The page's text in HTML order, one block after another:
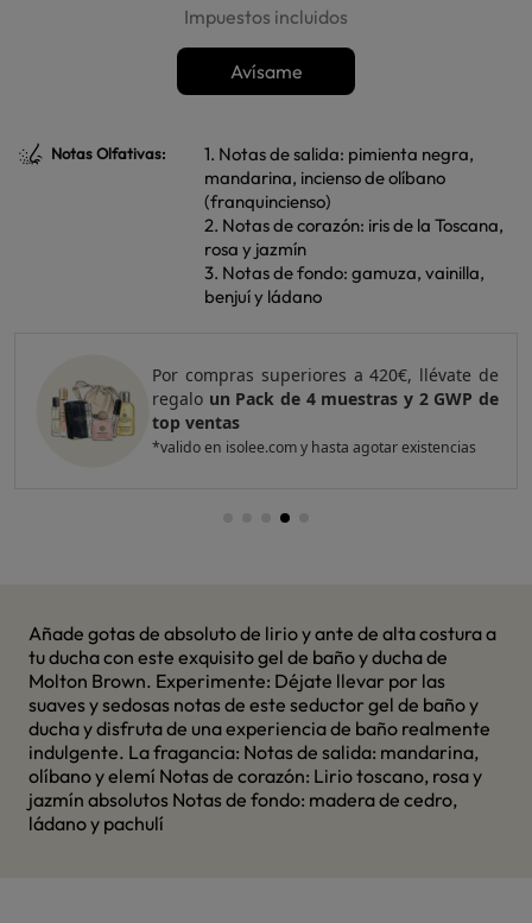
Impuestos incluidos
Avísame
Notas Olfativas:
1. Notas de salida: pimienta negra,
mandarina, incienso de olíbano
(franquincienso)
2. Notas de corazón: iris de la Toscana,
rosa y jazmín
3. Notas de fondo: gamuza, vainilla,
benjuí y ládano
Por compras superiores a 420€, llévate de
regalo un Pack de 4 muestras y 2 GWP de
top ventas
*valido en isolee.com y hasta agotar existencias
Añade gotas de absoluto de lirio y ante de alta costura a
tu ducha con este exquisito gel de baño y ducha de
Molton Brown. Experimente: Déjate llevar por las
suaves y sedosas notas de este seductor gel de baño y
ducha y disfruta de una experiencia de baño realmente
indulgente. La fragancia: Notas de salida: mandarina,
olíbano y elemí Notas de corazón: Lirio toscano, rosa y
jazmín absolutos Notas de fondo: madera de cedro,
ládano y pachulí